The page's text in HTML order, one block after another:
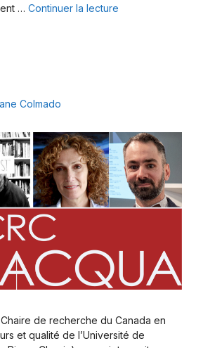
… Continuer la lecture
Colmado
de recherche du Canada en
et qualité de l’Université de